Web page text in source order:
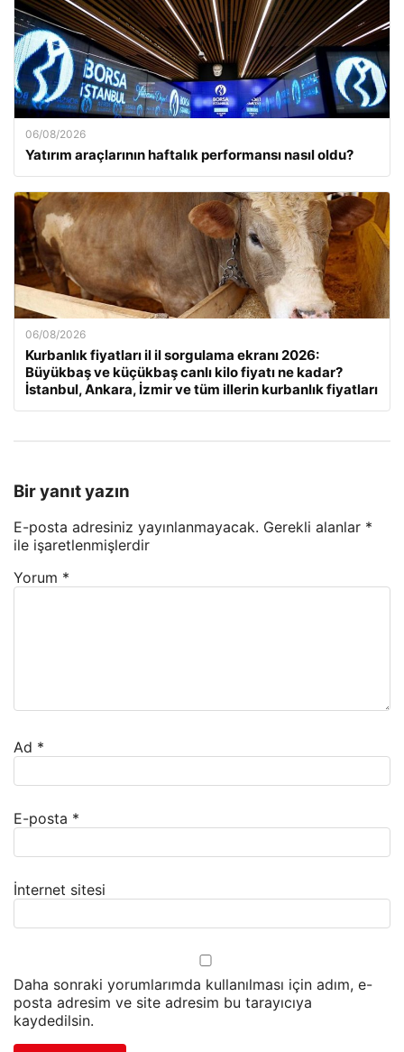
06/08/2026
Yatırım araçlarının haftalık performansı nasıl oldu?
06/08/2026
Kurbanlık fiyatları il il sorgulama ekranı 2026:
Büyükbaş ve küçükbaş canlı kilo fiyatı ne kadar?
İstanbul, Ankara, İzmir ve tüm illerin kurbanlık fiyatları
Bir yanıt yazın
E-posta adresiniz yayınlanmayacak. Gerekli alanlar *
ile işaretlenmişlerdir
Yorum *
Ad *
E-posta *
İnternet sitesi
Daha sonraki yorumlarımda kullanılması için adım, e-
posta adresim ve site adresim bu tarayıcıya
kaydedilsin.